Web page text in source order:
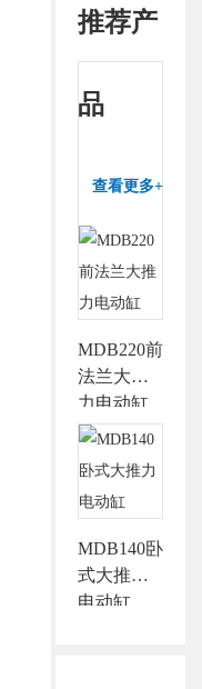
推荐产
品
查看更多+
MDB220前
法兰大推
力电动缸
MDB140卧
式大推力
电动缸